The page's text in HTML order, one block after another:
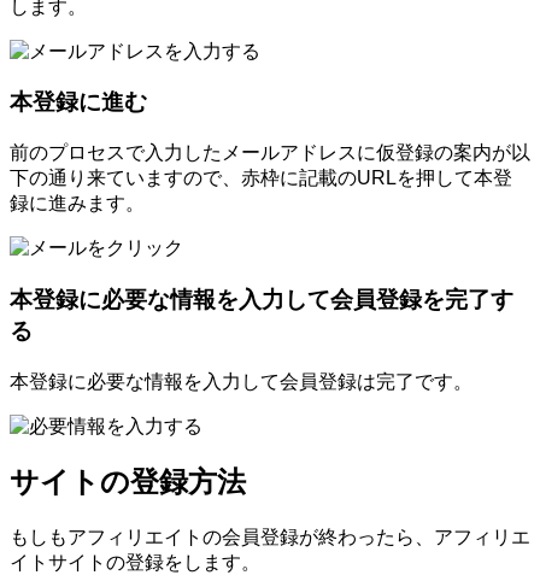
します。
本登録に進む
前のプロセスで入力したメールアドレスに仮登録の案内が以
下の通り来ていますので、赤枠に記載のURLを押して本登
録に進みます。
本登録に必要な情報を入力して会員登録を完了す
る
本登録に必要な情報を入力して会員登録は完了です。
サイトの登録方法
もしもアフィリエイトの会員登録が終わったら、アフィリエ
イトサイトの登録をします。